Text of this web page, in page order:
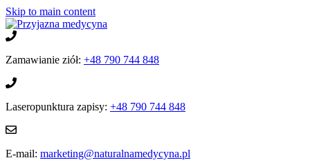
Skip to main content
Zamawianie ziół: +48 790 744 848
Laseropunktura zapisy: +48 790 744 848
E-mail: marketing@naturalnamedycyna.pl